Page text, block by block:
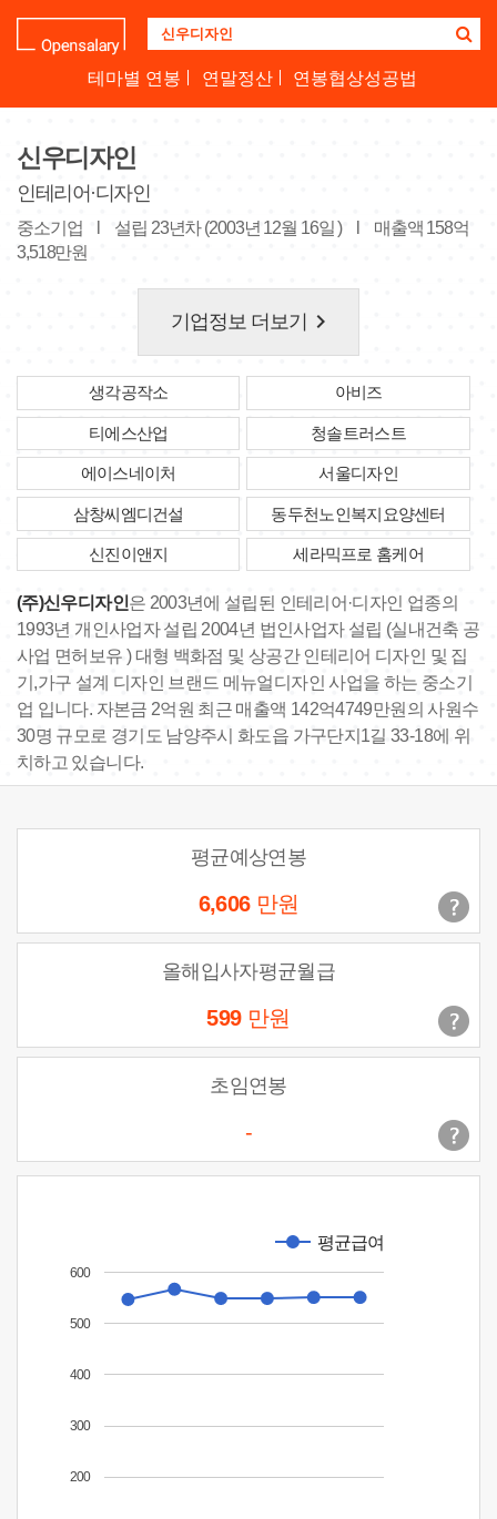
업
명
세
요
테마별 연봉 연말정산 연봉협상성공법
신우디자인
인테리어·디자인
중소기업 설립 23년차 (2003년 12월 16일 )
매출액 158억
3,518만원
기업정보 더보기 keyboard_arrow_right
생각공작소 아비즈
티에스산업 청솔트러스트
에이스네이처 서울디자인
삼창씨엠디건설 동두천노인복지요양센터
신진이앤지 세라믹프로 홈케어
(주)신우디자인은 2003년에 설립된 인테리어·디자인 업종의
1993년 개인사업자 설립 2004년 법인사업자 설립 (실내건축 공
사업 면허보유 ) 대형 백화점 및 상공간 인테리어 디자인 및 집
기,가구 설계 디자인 브랜드 메뉴얼디자인 사업을 하는 중소기
업 입니다. 자본금 2억원 최근 매출액 142억4749만원의 사원수
30명 규모로 경기도 남양주시 화도읍 가구단지1길 33-18에 위
치하고 있습니다.
평균예상연봉
6,606 만원
올해입사자평균월급
599 만원
초임연봉
-
평균급여
200
300
400
500
600